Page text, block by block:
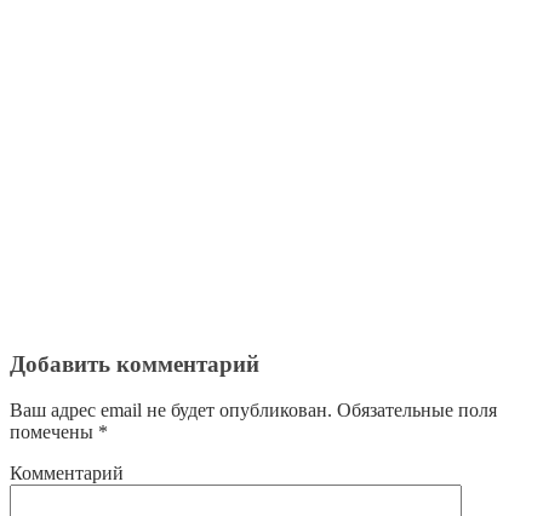
Добавить комментарий
Ваш адрес email не будет опубликован. Обязательные поля
помечены *
Комментарий